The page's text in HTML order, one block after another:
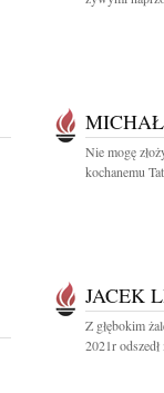
Nie mogę
kochanemu
JACEK
Z głębokim
2021r